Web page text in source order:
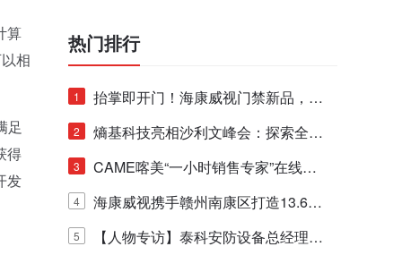
算
相
足
得
发
热门排行
1
抬掌即开门！海康威视门禁新品，不
止认人脸，更认"掌"中静脉！
2
熵基科技亮相沙利文峰会：探索全栈
脑机技术商业化生态新路径
3
CAME喀美“一小时销售专家”在线赋
能培训正式启动！
4
海康威视携手赣州南康区打造13.6公
里绿波网
5
【人物专访】泰科安防设备总经理张